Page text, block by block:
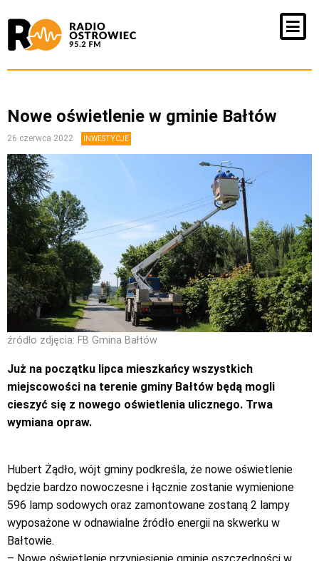
Nowe oświetlenie w gminie Bałtów
26 czerwca 2022 INWESTYCJE
źródło zdjęcia: FB Gmina Bałtów
Już na początku lipca mieszkańcy wszystkich
miejscowości na terenie gminy Bałtów będą mogli
cieszyć się z nowego oświetlenia ulicznego. Trwa
wymiana opraw.
Hubert Żądło, wójt gminy podkreśla, że nowe oświetlenie
będzie bardzo nowoczesne i łącznie zostanie wymienione
596 lamp sodowych oraz zamontowane zostaną 2 lampy
wyposażone w odnawialne źródło energii na skwerku w
Bałtowie.